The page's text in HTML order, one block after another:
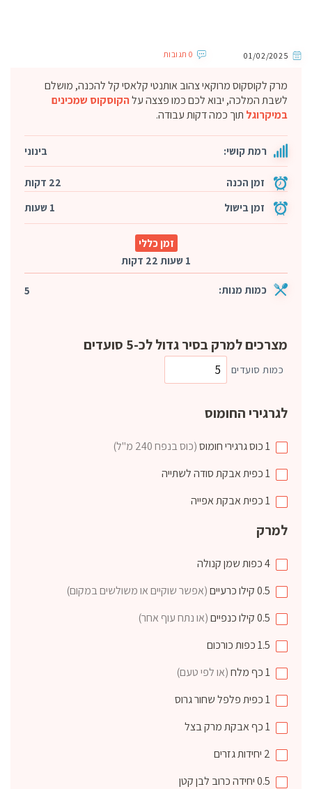
01/02/2025 0 תגובות
מרק לקוסקוס מרוקאי צהוב אותנטי קלאסי קל להכנה, מושלם
לשבת המלכה, יבוא לכם כמו פצצה עלהקוסקוס שמכינים
במיקרוגל תוך כמה דקות עבודה.
רמת קושי: בינוני
זמן הכנה
22 דקות
זמן בישול
1 שעות
זמן כללי
1 שעות 22 דקות
כמות מנות: 5
מצרכים למרק בסיר גדול לכ-5 סועדים
כמות סועדים
לגרגירי החומוס
1כוסגרגירי חומוס(כוס בנפח 240 מ"ל)
1כפיתאבקת סודה לשתייה
1כפיתאבקת אפייה
למרק
4כפותשמן קנולה
0.5קילוכרעיים(אפשר שוקיים או משולשים במקום)
0.5קילוכנפיים(או נתח עוף אחר)
1.5כפותכורכום
1כףמלח(או לפי טעם)
1כפיתפלפל שחור גרוס
1כףאבקת מרק בצל
2 יחידותגזרים
0.5יחידהכרוב לבן קטן